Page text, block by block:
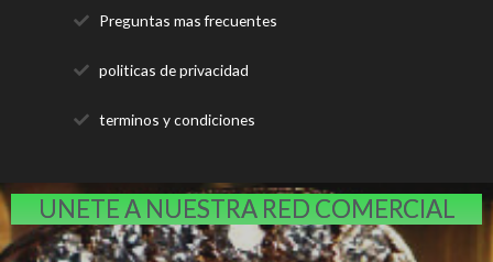
Preguntas mas frecuentes
politicas de privacidad
terminos y condiciones
UNETE A NUESTRA RED COMERCIAL